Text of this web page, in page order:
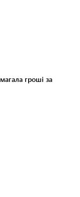
гроші за